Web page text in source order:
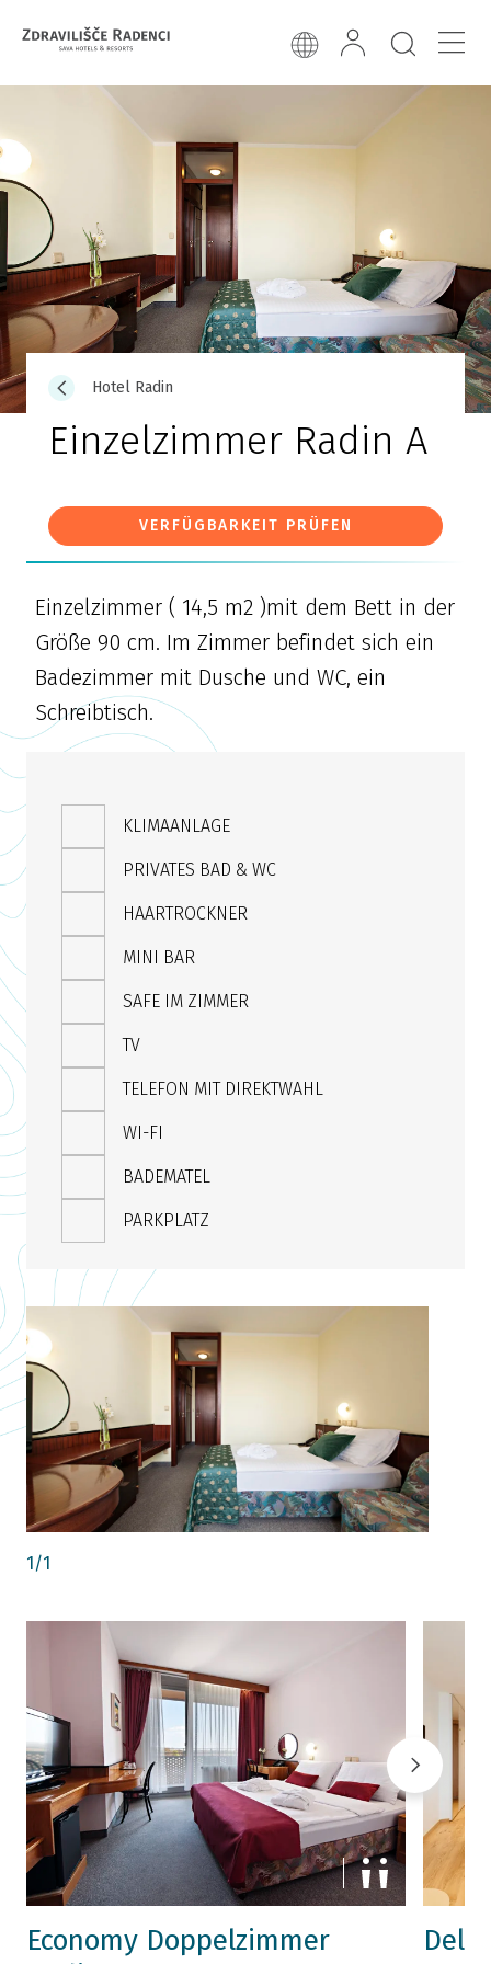
Hotel Radin
Einzelzimmer Radin A
VERFÜGBARKEIT PRÜFEN
Einzelzimmer ( 14,5 m2 )mit dem Bett in der
Größe 90 cm. Im Zimmer befindet sich ein
Badezimmer mit Dusche und WC, ein
Schreibtisch.
KLIMAANLAGE
PRIVATES BAD & WC
HAARTROCKNER
MINI BAR
SAFE IM ZIMMER
TV
TELEFON MIT DIREKTWAHL
WI-FI
BADEMATEL
PARKPLATZ
1 /1
Economy Doppelzimmer